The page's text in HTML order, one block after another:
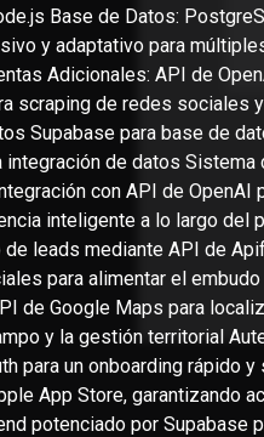
Base de Datos:
y adaptativo para
Adicionales: API de
scraping de redes sociales
Supabase para base de
integración de datos
con API de OpenAI
inteligente a lo largo del
leads mediante API de
para alimentar el
de Google Maps para
y la gestión territorial
para un onboarding rápido
App Store, garantizando
potenciado por Supabase